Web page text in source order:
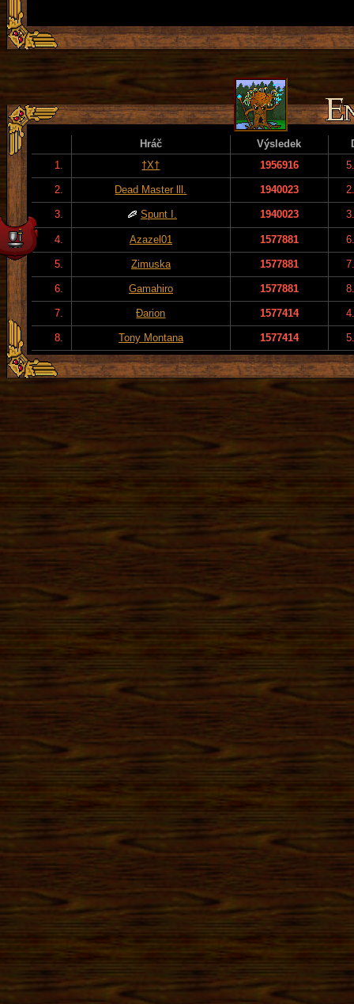
Hráč Výsledek
1.
†X† 1956916
2. Dead Master lll. 1940023
3. Spunt I. 1940023
4. Azazel01 1577881
5. Zimuska 1577881
6. Gamahiro 1577881
7. Đarion 1577414
8. Tony Montana 1577414